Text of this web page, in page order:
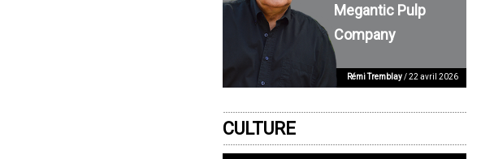
Megantic Pulp
Company
Rémi Tremblay/ 22 avril 2026
CULTURE